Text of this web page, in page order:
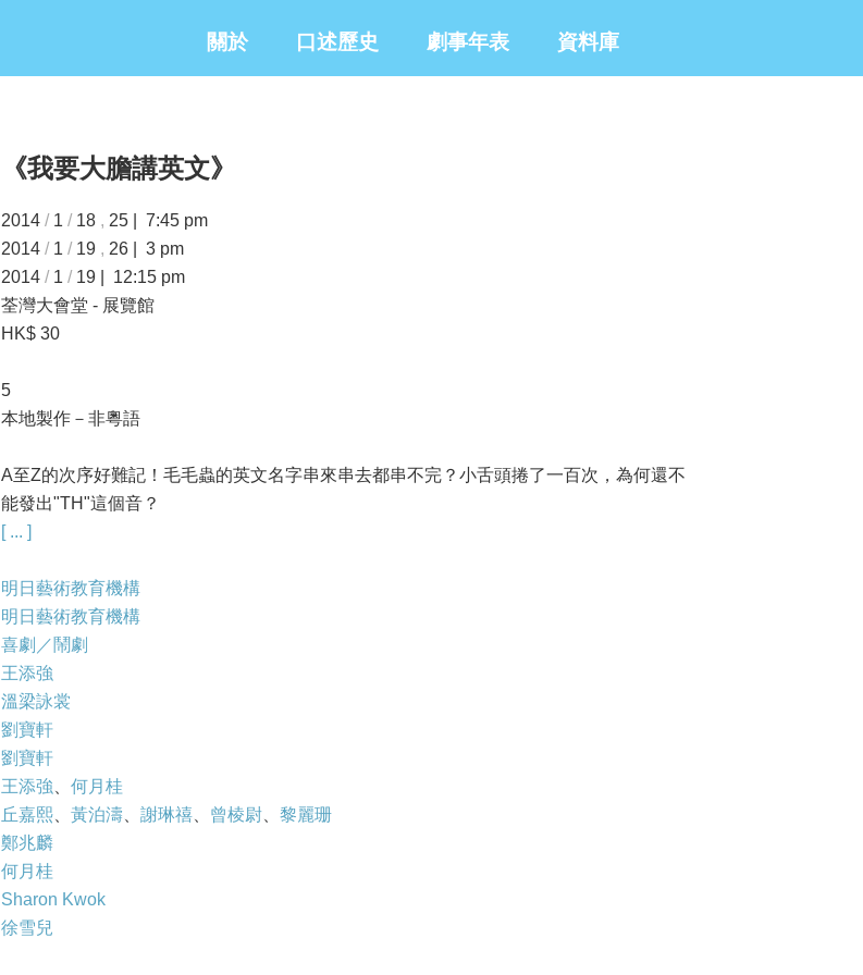
關於 口述歷史 劇事年表 資料庫
《我要大膽講英文》
2014 /1 /18 , 25 | 7:45 pm
2014 /1 /19 , 26 | 3 pm
2014 /1 /19 | 12:15 pm
荃灣大會堂 - 展覽館
HK$ 30
5
本地製作－非粵語
A至Z的次序好難記！毛毛蟲的英文名字串來串去都串不完？小舌頭捲了一百次，為何還不
能發出"TH"這個音？
[ ... ]
明日藝術教育機構
明日藝術教育機構
喜劇／鬧劇
王添強
溫梁詠裳
劉寶軒
劉寶軒
王添強
何月桂
丘嘉熙 黃泊濤 謝琳禧 曾棱尉
黎麗珊
鄭兆麟
何月桂
Sharon Kwok
徐雪兒